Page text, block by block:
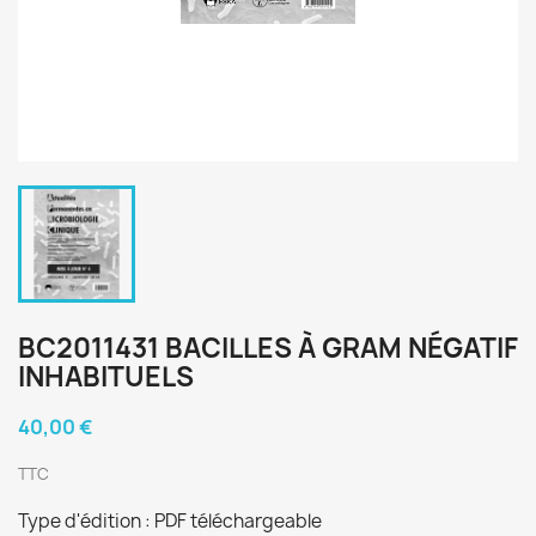
BC2011431 BACILLES À GRAM NÉGATIF
INHABITUELS
40,00 €
TTC
Type d'édition : PDF téléchargeable